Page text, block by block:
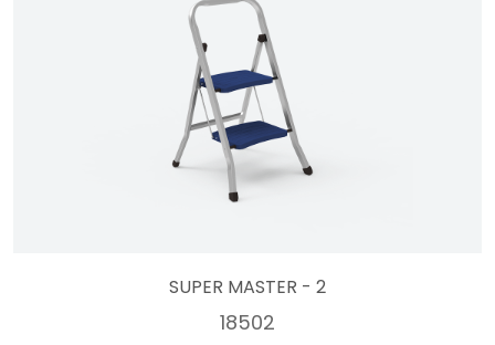
SUPER MASTER - 2
18502